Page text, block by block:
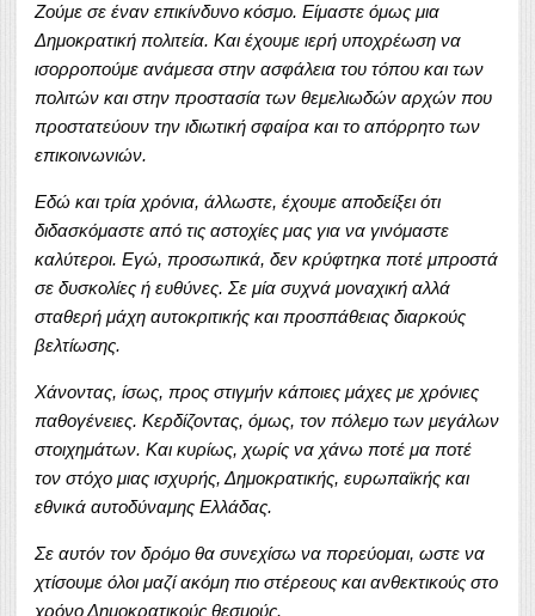
Ζούμε σε έναν επικίνδυνο κόσμο. Είμαστε όμως μια
Δημοκρατική πολιτεία. Και έχουμε ιερή υποχρέωση να
ισορροπούμε ανάμεσα στην ασφάλεια του τόπου και των
πολιτών και στην προστασία των θεμελιωδών αρχών που
προστατεύουν την ιδιωτική σφαίρα και το απόρρητο των
επικοινωνιών.
Εδώ και τρία χρόνια, άλλωστε, έχουμε αποδείξει ότι
διδασκόμαστε από τις αστοχίες μας για να γινόμαστε
καλύτεροι. Εγώ, προσωπικά, δεν κρύφτηκα ποτέ μπροστά
σε δυσκολίες ή ευθύνες. Σε μία συχνά μοναχική αλλά
σταθερή μάχη αυτοκριτικής και προσπάθειας διαρκούς
βελτίωσης.
Χάνοντας, ίσως, προς στιγμήν κάποιες μάχες με χρόνιες
παθογένειες. Κερδίζοντας, όμως, τον πόλεμο των μεγάλων
στοιχημάτων. Και κυρίως, χωρίς να χάνω ποτέ μα ποτέ
τον στόχο μιας ισχυρής, Δημοκρατικής, ευρωπαϊκής και
εθνικά αυτοδύναμης Ελλάδας.
Σε αυτόν τον δρόμο θα συνεχίσω να πορεύομαι, ωστε να
χτίσουμε όλοι μαζί ακόμη πιο στέρεους και ανθεκτικούς στο
χρόνο Δημοκρατικούς θεσμούς.